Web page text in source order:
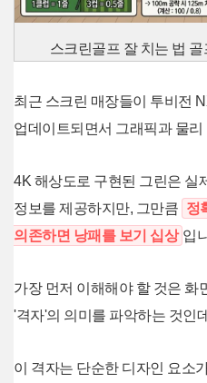
스크린골프 잘 치는 법
최근 스크린 매장들이 투비전
업데이트되면서 그래픽과 물
4K 해상도로 구현된 그린은 실
정보를 제공하지만, 그만큼 정
의존하면 낭패를 보기 십상 입
가장 먼저 이해해야 할 것은 화
'격자'의 의미를 파악하는 것인
이 격자는 단순한 디자인 요소